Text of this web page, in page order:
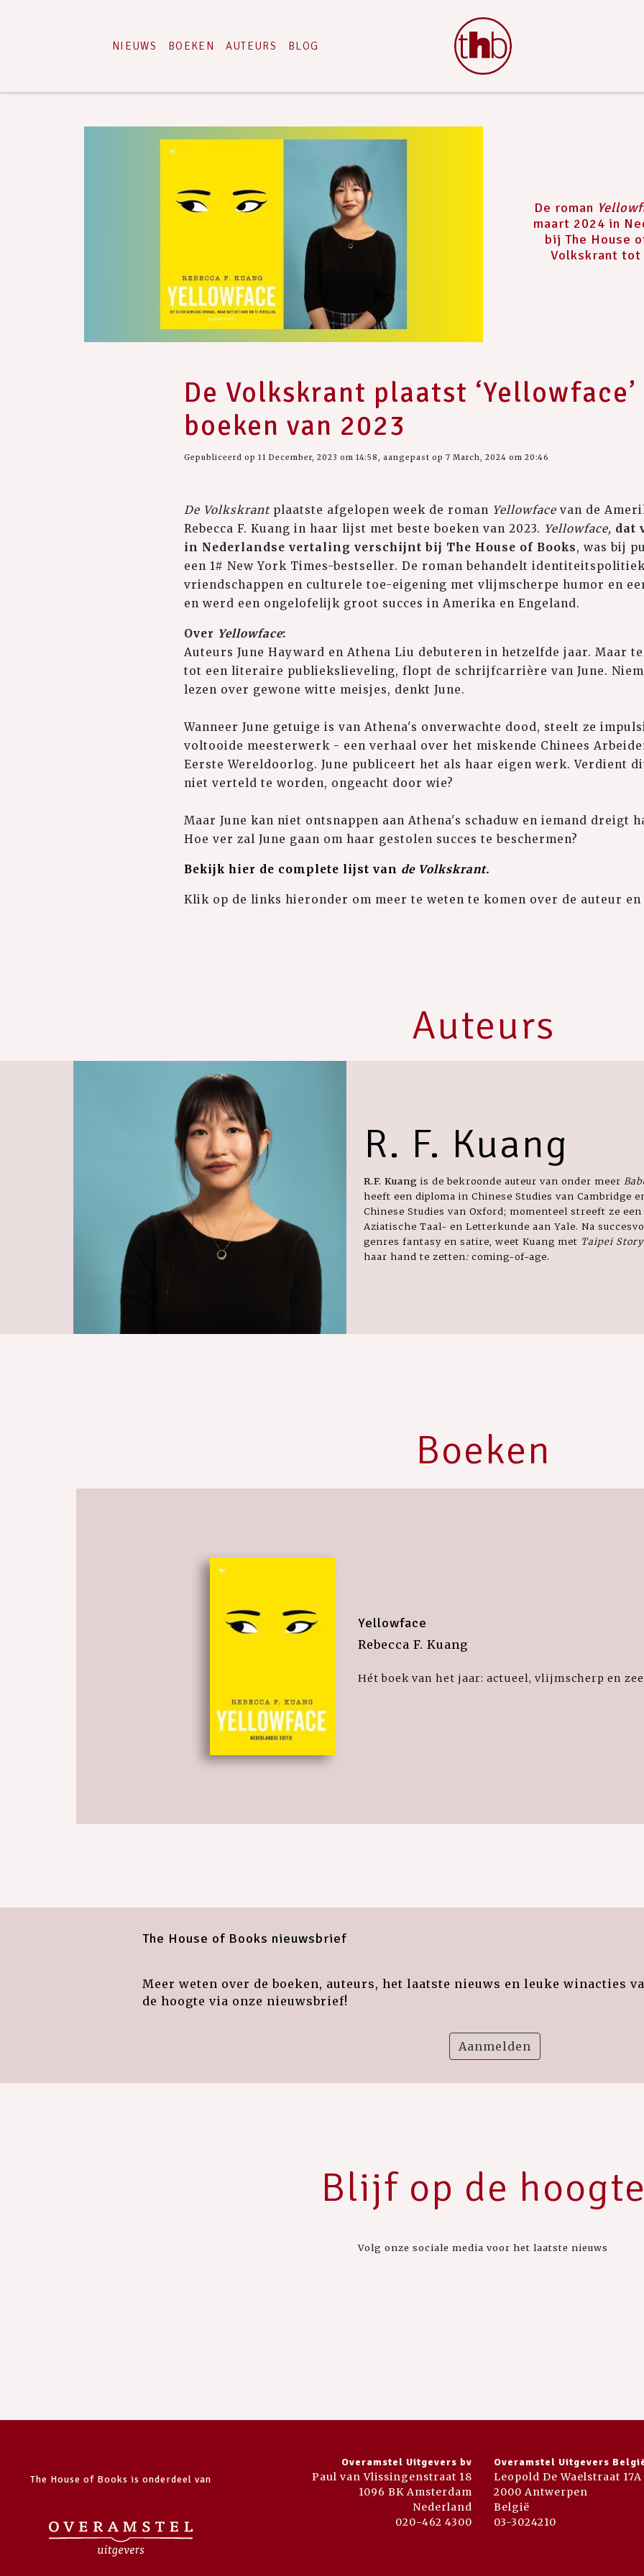
NIEUWS BOEKEN AUTEURS BLOG
De roman
maart 2024 in
bij The House
Volkskrant tot
De Volkskrant plaatst
boeken van 2023
Gepubliceerd op 11 December, 2023 om 14:58, aangepast op 7 March, 2024 om 20:46
De Volkskrant plaatste afgelopen week de roman Yellowface van de
Rebecca F. Kuang in haar lijst met beste boeken van 2023. Yellowface, dat
in Nederlandse vertaling verschijnt bij The House of Books, was bij
een 1# New York Times-bestseller. De roman behandelt
vriendschappen en culturele toe-eigening met vlijmscherpe humor en
en werd een ongelofelijk groot succes in Amerika en Engeland.
Over Yellowface:
Auteurs June Hayward en Athena Liu debuteren in hetzelfde jaar. Maar
tot een literaire publiekslieveling, flopt de schrijfcarrière van June.
lezen over gewone witte meisjes, denkt June.
Wanneer June getuige is van Athena's onverwachte dood, steelt ze
voltooide meesterwerk - een verhaal over het miskende Chinees
Eerste Wereldoorlog. June publiceert het als haar eigen werk. Verdient
niet verteld te worden, ongeacht door wie?
Maar June kan niet ontsnappen aan Athena's schaduw en iemand dreigt
Hoe ver zal June gaan om haar gestolen succes te beschermen?
Bekijk hier de complete lijst van de Volkskrant.
Klik op de links hieronder om meer te weten te komen over de auteur en
Auteurs
R. F. Kuang
R.F. Kuang is de bekroonde auteur van onder meer
heeft een diploma in Chinese Studies van Cambridge
Chinese Studies van Oxford; momenteel streeft ze een
Aziatische Taal- en Letterkunde aan Yale. Na
genres fantasy en satire, weet Kuang met Taipei Story
haar hand te zetten: coming-of-age.
Boeken
Yellowface
Rebecca F. Kuang
Hét boek van het jaar: actueel, vlijmscherp en
The House of Books nieuwsbrief
Meer weten over de boeken, auteurs, het laatste nieuws en leuke winacties
de hoogte via onze nieuwsbrief!
Aanmelden
Blijf op de hoogte
Volg onze sociale media voor het laatste nieuws
The House of Books is onderdeel van
Overamstel Uitgevers bv
Paul van Vlissingenstraat 18
1096 BK Amsterdam
Nederland
020-462 4300
Overamstel Uitgevers
Leopold De Waelstraat 17A
2000 Antwerpen
België
03-3024210